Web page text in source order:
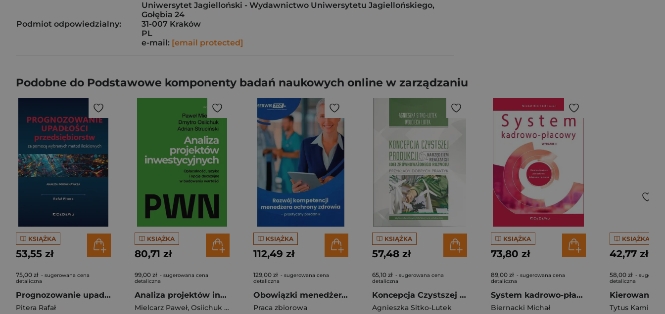
Podmiot odpowiedzialny:
Uniwersytet Jagielloński - Wydawnictwo Uniwersytetu Jagiellońskiego,
Gołębia 24
31-007 Kraków
PL
e-mail: [email protected]
Podobne do Podstawowe komponenty badań naukowych online w zarządzaniu
KSIĄŻKA
53,55 zł
75,00 zł - sugerowana cena
detaliczna
Prognozowanie upadłości przedsiębiorstw za pomocą wybranych metod ilościowych. Analiza porównawcza
Pitera Rafał
KSIĄŻKA
80,71 zł
99,00 zł - sugerowana cena
detaliczna
Analiza projektów inwestycyjnych
Mielcarz Paweł, Osiichuk Dmytro ,Struciński Adrian
KSIĄŻKA
112,49 zł
129,00 zł - sugerowana cena
detaliczna
Obowiązki menedżera placówki medycznej
Praca zbiorowa
KSIĄŻKA
57,48 zł
65,10 zł - sugerowana cena
detaliczna
Koncepcja Czystszej Produkcji narzędziem realizacji idei zrównoważonego rozwoju Przykłady dobrych praktyk
Agnieszka Sitko-Lutek
KSIĄŻKA
73,80 zł
89,00 zł - sugerowana cena
detaliczna
System kadrowo-płacowy. Uwarunkowania podatkowe, księgowe i prawne
Biernacki Michał
KSIĄŻKA
42,77 zł
58,00 zł -
detaliczna
Tytus Kamiński